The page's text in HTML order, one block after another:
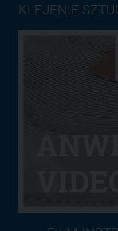
KLEJENIE